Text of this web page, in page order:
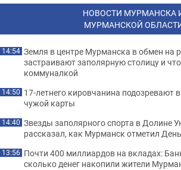
НОВОСТИ МУРМАНСКА
МУРМАНСКОЙ
14:54 Земля в центре Мурманска в обмен на
застраивают заполярную столицу и
коммуналкой
14:50 17-летнего кировчанина подозревают
чужой карты
14:40 Звезды заполярного спорта в Долине
рассказал, как Мурманск отметил
13:56 Почти 400 миллиардов на вкладах:
сколько денег накопили жители